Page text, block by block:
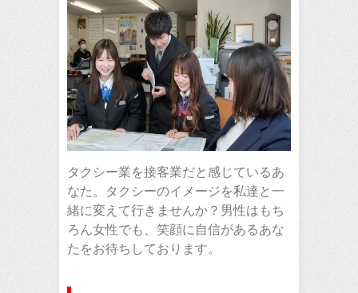
タクシー業を接客業だと感じているあ
なた。タクシーのイメージを私達と一
緒に変えて行きませんか？男性はもち
ろん女性でも、笑顔に自信があるあな
たをお待ちしております。